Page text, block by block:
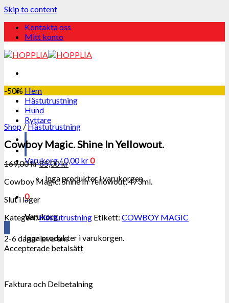
Skip to content
Kontakta oss
Mitt konto
Hem
Hästutrustning
Hund
Ryttare
Varukorg /0,00kr0
Inga produkter i varukorgen.
0
Varukorg
Inga produkter i varukorgen.
-50%
Shop /Hästutrustning
Cowboy Magic. Shine In Yellowout.
169,00kr85,00kr
Cowboy Magic. Shine In Yellowout, 473ml.
Slut i lager
Kategori:Hästutrustning Etikett: COWBOY MAGIC
2-6 dagar leverans
Accepterade betalsätt
Faktura och Delbetalning